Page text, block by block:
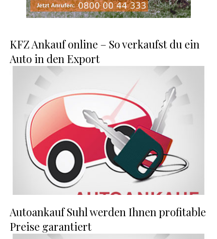
KFZ Ankauf online – So verkaufst du ein
Auto in den Export
Autoankauf Suhl werden Ihnen profitable
Preise garantiert